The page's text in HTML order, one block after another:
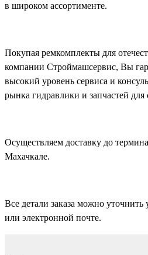
в широком ассортименте.
Покупая ремкомплекты для
компании Строймашсервис, Вы
высокий уровень сервиса и
рынка гидравлики и запчастей для
Осуществляем доставку до
Махачкале.
Все детали заказа можно
или электронной почте.